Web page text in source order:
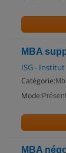
MBA
ISG -
Catégorie:
Mode:
MBA